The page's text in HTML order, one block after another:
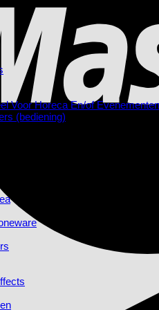
Voor Horeca En/of Evenementen
(bediening)